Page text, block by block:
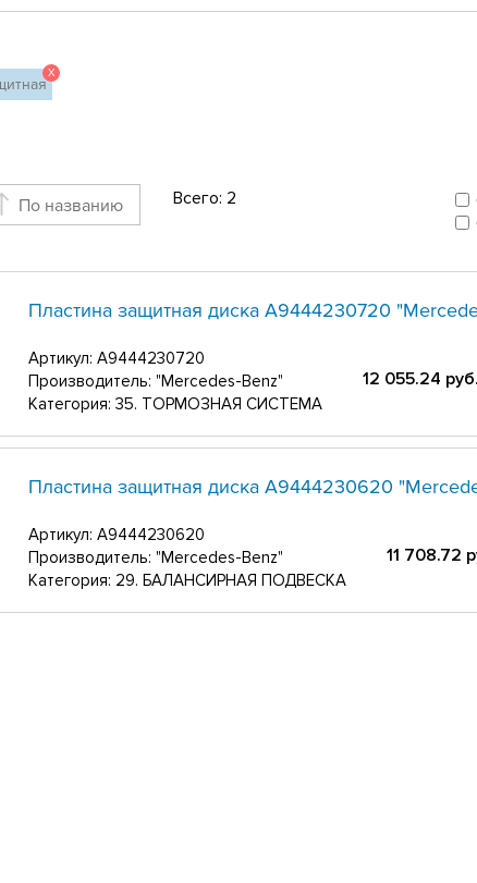
X
По названию Всего: 2
Пластина защитная диска A9444230720
Артикул: A9444230720
Производитель: "Mercedes-Benz"
Категория: 35. ТОРМОЗНАЯ СИСТЕМА
12 055.24 руб.
Пластина защитная диска A9444230620
Артикул: A9444230620
Производитель: "Mercedes-Benz"
Категория: 29. БАЛАНСИРНАЯ ПОДВЕСКА
11 708.72